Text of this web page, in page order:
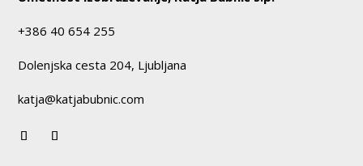
+386 40 654 255
Dolenjska cesta 204, Ljubljana
katja@katjabubnic.com